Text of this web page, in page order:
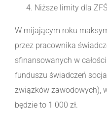
Niższe limity dla
W mijającym roku
przez pracownika
sfinansowanych w
funduszu świadczeń
związków zawodowych),
będzie to 1 000 zł.